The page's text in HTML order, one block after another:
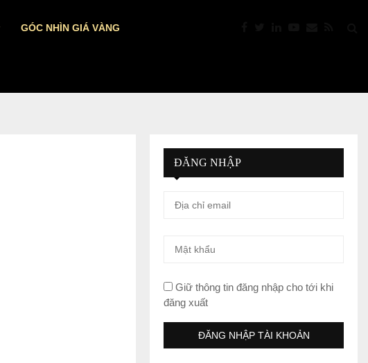
GÓC NHÌN GIÁ VÀNG
ĐĂNG NHẬP
Giữ thông tin đăng nhập cho tới khi
đăng xuất